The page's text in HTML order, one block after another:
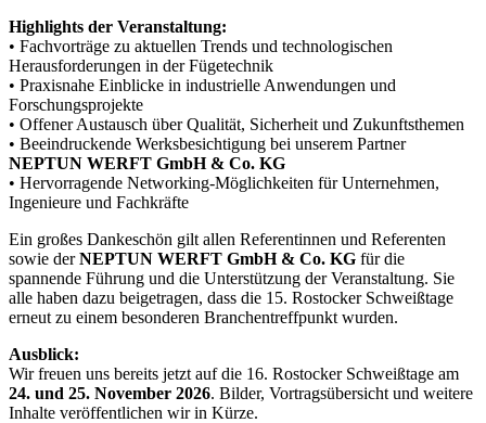
Highlights der Veranstaltung:
• Fachvorträge zu aktuellen Trends und technologischen
Herausforderungen in der Fügetechnik
• Praxisnahe Einblicke in industrielle Anwendungen und
Forschungsprojekte
• Offener Austausch über Qualität, Sicherheit und Zukunftsthemen
• Beeindruckende Werksbesichtigung bei unserem Partner
NEPTUN WERFT GmbH & Co. KG
• Hervorragende Networking-Möglichkeiten für Unternehmen,
Ingenieure und Fachkräfte
Ein großes Dankeschön gilt allen Referentinnen und Referenten
sowie derNEPTUN WERFT GmbH & Co. KG für die
spannende Führung und die Unterstützung der Veranstaltung. Sie
alle haben dazu beigetragen, dass die 15. Rostocker Schweißtage
erneut zu einem besonderen Branchentreffpunkt wurden.
Ausblick:
Wir freuen uns bereits jetzt auf die 16. Rostocker Schweißtage am
24. und 25. November 2026. Bilder, Vortragsübersicht und weitere
Inhalte veröffentlichen wir in Kürze.